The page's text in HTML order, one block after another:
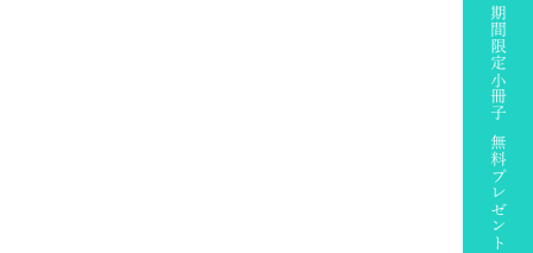
期間限定小冊子 無料プレゼント